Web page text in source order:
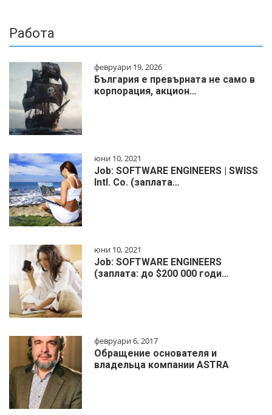
Работа
февруари 19, 2026
България е превърната не само в
корпорация, акцион…
юни 10, 2021
Job: SOFTWARE ENGINEERS | SWISS
Intl. Co. (заплата…
юни 10, 2021
Job: SOFTWARE ENGINEERS
(заплата: до $200 000 годи…
февруари 6, 2017
Обращение основателя и
владельца компании ASTRA